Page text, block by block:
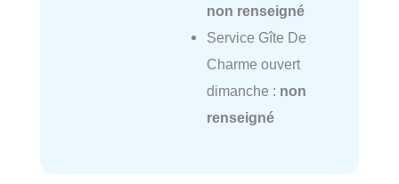
non renseigné
Service Gîte De
Charme ouvert
dimanche : non
renseigné